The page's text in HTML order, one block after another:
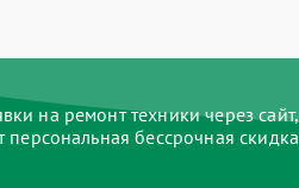
на ремонт техники через сайт,
персональная бессрочная скидка